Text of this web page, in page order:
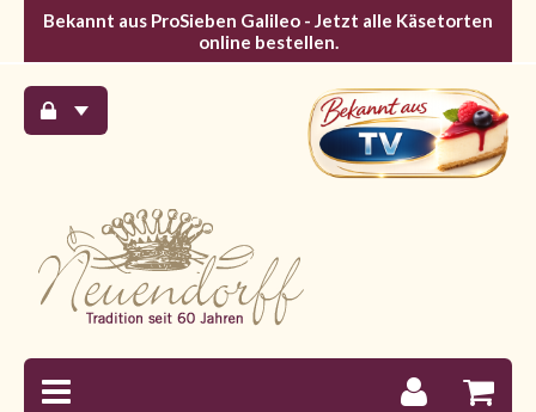
Bekannt aus ProSieben Galileo - Jetzt alle Käsetorten
online bestellen.